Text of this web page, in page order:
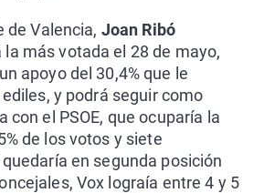
de Valencia, Joan Ribó
más votada el 28 de mayo,
apoyo del 30,4% que le
y podrá seguir como
con el PSOE, que ocuparía la
de los votos y siete
en segunda posición
Vox lograía entre 4 y 5